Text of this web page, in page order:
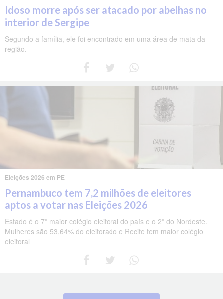
Idoso morre após ser atacado por abelhas no
interior de Sergipe
Segundo a família, ele foi encontrado em uma área de mata da
região.
Eleições 2026 em PE
Pernambuco tem 7,2 milhões de eleitores
aptos a votar nas Eleições 2026
Estado é o 7º maior colégio eleitoral do país e o 2º do Nordeste.
Mulheres são 53,64% do eleitorado e Recife tem maior colégio
eleitoral